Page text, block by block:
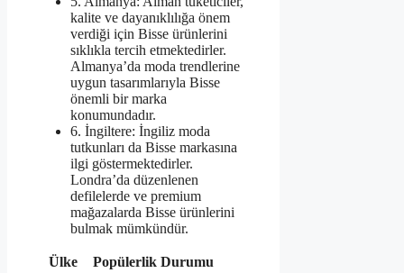
kalite ve dayanıklılığa önem
verdiği için Bisse ürünlerini
sıklıkla tercih etmektedirler.
Almanya’da moda trendlerine
uygun tasarımlarıyla Bisse
önemli bir marka
konumundadır.
6. İngiltere: İngiliz moda
tutkunları da Bisse markasına
ilgi göstermektedirler.
Londra’da düzenlenen
defilelerde ve premium
mağazalarda Bisse ürünlerini
bulmak mümkündür.
Ülke
Popülerlik Durumu